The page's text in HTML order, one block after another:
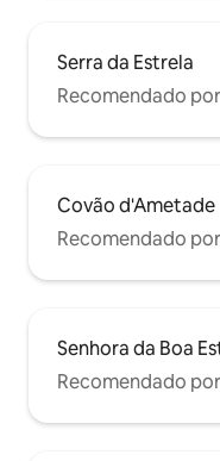
Serra da Estrela
Recomendado
Covão d'Ametade
Recomendado
Senhora da Boa
Recomendado